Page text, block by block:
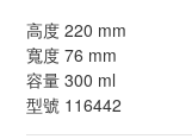
高度 220 mm
寬度 76 mm
容量 300 ml
型號 116442